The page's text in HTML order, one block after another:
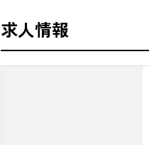
・年収900万円以上の高待遇が
→ 技術士としての価値を最大
■勤務地について、ご希望の
（東北地方、関東地方、中部
■発注者支援業務＜希望する
求人情報